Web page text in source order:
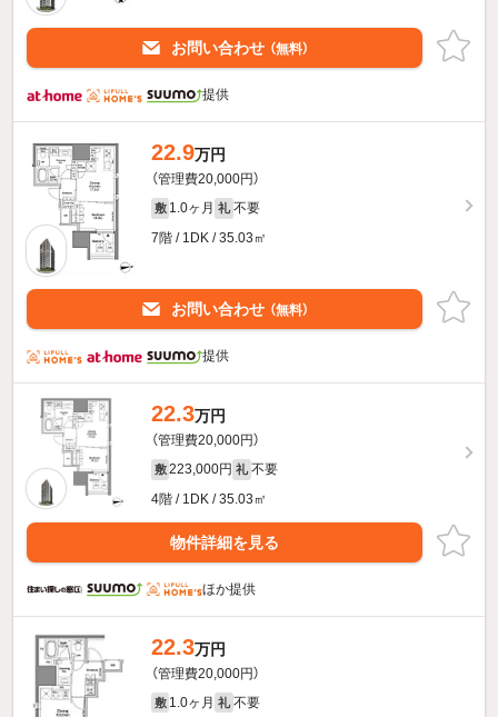
お問い合わせ （無料）
提供
22.9万円
（管理費20,000円）
敷 1.0ヶ月 礼 不要
7階 / 1DK / 35.03㎡
お問い合わせ （無料）
提供
22.3万円
（管理費20,000円）
敷 223,000円 礼 不要
4階 / 1DK / 35.03㎡
物件詳細を見る
ほか提供
22.3万円
（管理費20,000円）
敷 1.0ヶ月 礼 不要